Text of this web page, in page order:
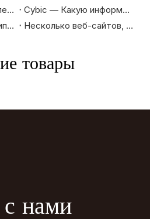
Популярность велосипеда |Представление серии Cybic City
Cybic — Какую информацию вы хотите знать о поставщиках и торговцах велосипедами?
Электрический велосипед: идеальный инструмент для путешествий в отпуске
Несколько веб-сайтов, которые часто посещают любители велосипедов
товары
с нами